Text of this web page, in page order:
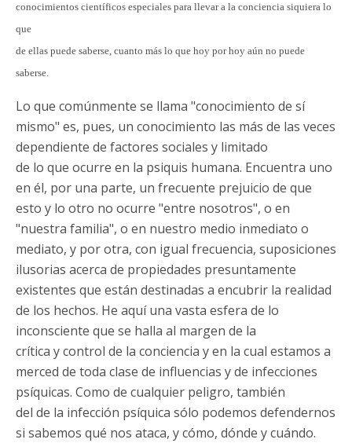
conocimientos científicos especiales para llevar a la conciencia siquiera lo
que
de ellas puede saberse, cuanto más lo que hoy por hoy aún no puede
saberse.
Lo que comúnmente se llama "conocimiento de sí
mismo" es, pues, un conocimiento las más de las veces
dependiente de factores sociales y limitado
de lo que ocurre en la psiquis humana. Encuentra uno
en él, por una parte, un frecuente prejuicio de que
esto y lo otro no ocurre "entre nosotros", o en
"nuestra familia", o en nuestro medio inmediato o
mediato, y por otra, con igual frecuencia, suposiciones
ilusorias acerca de propiedades presuntamente
existentes que están destinadas a encubrir la realidad
de los hechos. He aquí una vasta esfera de lo
inconsciente que se halla al margen de la
crítica y control de la conciencia y en la cual estamos a
merced de toda clase de influencias y de infecciones
psíquicas. Como de cualquier peligro, también
del de la infección psíquica sólo podemos defendernos
si sabemos qué nos ataca, y cómo, dónde y cuándo.